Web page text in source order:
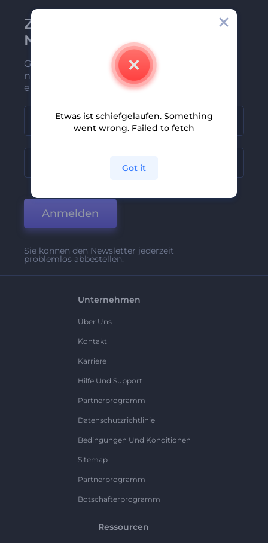
Zu Renderforest-
Newsletter anmelden
Gehören Sie zu den Ersten, die unsere
neuesten Nachrichten und Angebote
erhalten
Anmelden
Sie können den Newsletter jederzeit
problemlos abbestellen.
Unternehmen
Über Uns
Kontakt
Karriere
Hilfe Und Support
Partnerprogramm
Datenschutzrichtlinie
Bedingungen Und Konditionen
Sitemap
Partnerprogramm
Botschafterprogramm
Ressourcen
Etwas ist schiefgelaufen. Something
went wrong. Failed to fetch
Got it